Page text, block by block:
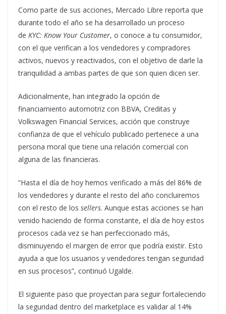
Como parte de sus acciones, Mercado Libre reporta que
durante todo el año se ha desarrollado un proceso
de KYC: Know Your Customer, o conoce a tu consumidor,
con el que verifican a los vendedores y compradores
activos, nuevos y reactivados, con el objetivo de darle la
tranquilidad a ambas partes de que son quien dicen ser.
Adicionalmente, han integrado la opción de
financiamiento automotriz con BBVA, Creditas y
Volkswagen Financial Services, acción que construye
confianza de que el vehículo publicado pertenece a una
persona moral que tiene una relación comercial con
alguna de las financieras.
“Hasta el día de hoy hemos verificado a más del 86% de
los vendedores y durante el resto del año concluiremos
con el resto de los sellers. Aunque estas acciones se han
venido haciendo de forma constante, el día de hoy estos
procesos cada vez se han perfeccionado más,
disminuyendo el margen de error que podría existir. Esto
ayuda a que los usuarios y vendedores tengan seguridad
en sus procesos”, continuó Ugalde.
El siguiente paso que proyectan para seguir fortaleciendo
la seguridad dentro del marketplace es validar al 14%